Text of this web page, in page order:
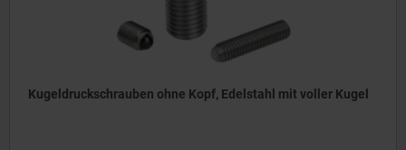
Kugeldruckschrauben ohne Kopf, Edelstahl mit voller Kugel